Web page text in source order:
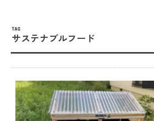
TAG
サステナブルフード